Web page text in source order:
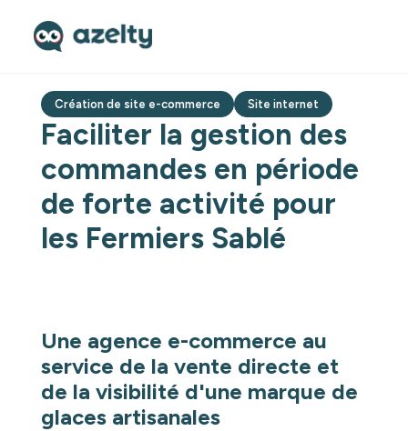
Création de site e-commerce Site internet
Faciliter la gestion des
commandes en période
de forte activité pour
les Fermiers Sablé
Une agence e-commerce au
service de la vente directe et
de la visibilité d'une marque de
glaces artisanales